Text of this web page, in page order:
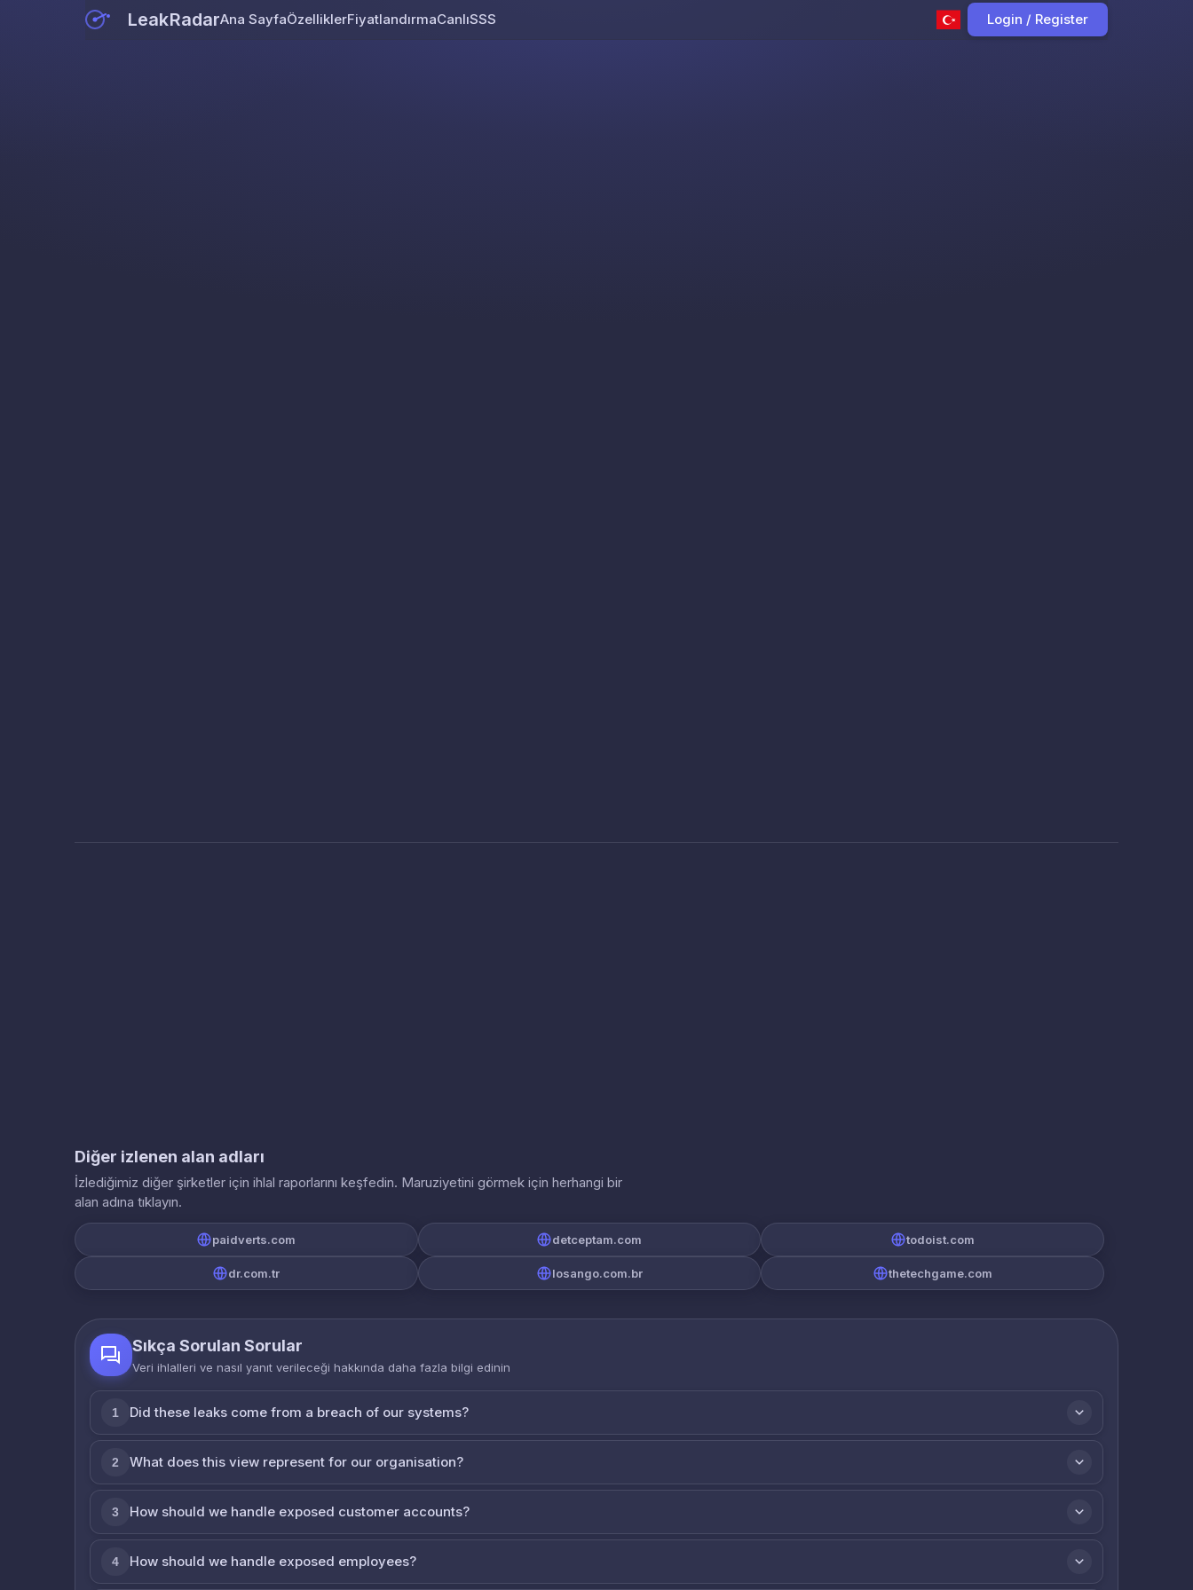
LeakRadarAna SayfaÖzelliklerFiyatlandırmaCanlıSSS Login / Register
Diğer izlenen alan adları
İzlediğimiz diğer şirketler için ihlal raporlarını keşfedin. Maruziyetini görmek için herhangi bir
alan adına tıklayın.
paidverts.com detceptam.com todoist.com
dr.com.tr losango.com.br thetechgame.com
Sıkça Sorulan Sorular
Veri ihlalleri ve nasıl yanıt verileceği hakkında daha fazla bilgi edinin
1 Did these leaks come from a breach of our systems?
2 What does this view represent for our organisation?
3 How should we handle exposed customer accounts?
4 How should we handle exposed employees?